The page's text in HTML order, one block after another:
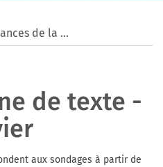
Base de connaissances de la communauté
de texte -
aux sondages à partir de